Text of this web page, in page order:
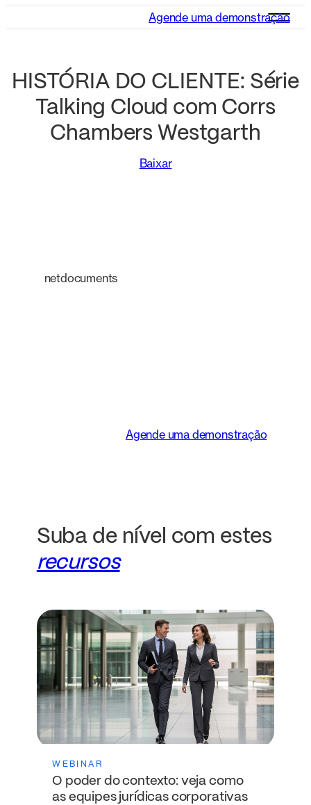
Agende uma demonstração
HISTÓRIA DO CLIENTE: Série
Talking Cloud com Corrs
Chambers Westgarth
Baixar
netdocuments
Agende uma demonstração
Suba de nível com estes
recursos
WEBINAR
O poder do contexto: veja como
as equipes jurídicas corporativas